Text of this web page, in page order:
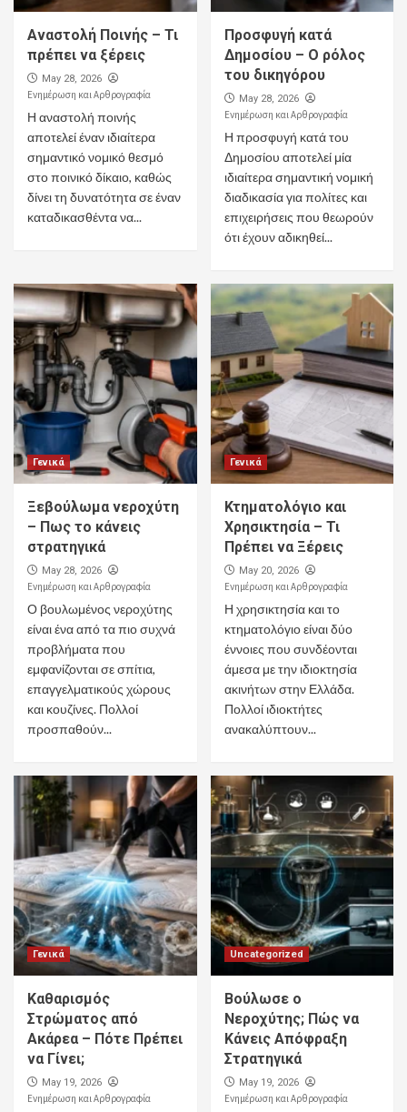
Αναστολή Ποινής – Τι
πρέπει να ξέρεις
May 28, 2026
Ενημέρωση και Αρθρογραφία
Η αναστολή ποινής
αποτελεί έναν ιδιαίτερα
σημαντικό νομικό θεσμό
στο ποινικό δίκαιο, καθώς
δίνει τη δυνατότητα σε έναν
καταδικασθέντα να...
Προσφυγή κατά
Δημοσίου – Ο ρόλος
του δικηγόρου
May 28, 2026
Ενημέρωση και Αρθρογραφία
Η προσφυγή κατά του
Δημοσίου αποτελεί μία
ιδιαίτερα σημαντική νομική
διαδικασία για πολίτες και
επιχειρήσεις που θεωρούν
ότι έχουν αδικηθεί...
Γενικά
Ξεβούλωμα νεροχύτη
– Πως το κάνεις
στρατηγικά
May 28, 2026
Ενημέρωση και Αρθρογραφία
Ο βουλωμένος νεροχύτης
είναι ένα από τα πιο συχνά
προβλήματα που
εμφανίζονται σε σπίτια,
επαγγελματικούς χώρους
και κουζίνες. Πολλοί
προσπαθούν...
Γενικά
Κτηματολόγιο και
Χρησικτησία – Τι
Πρέπει να Ξέρεις
May 20, 2026
Ενημέρωση και Αρθρογραφία
Η χρησικτησία και το
κτηματολόγιο είναι δύο
έννοιες που συνδέονται
άμεσα με την ιδιοκτησία
ακινήτων στην Ελλάδα.
Πολλοί ιδιοκτήτες
ανακαλύπτουν...
Γενικά
Καθαρισμός
Στρώματος από
Ακάρεα – Πότε Πρέπει
να Γίνει;
May 19, 2026
Ενημέρωση και Αρθρογραφία
Uncategorized
Βούλωσε ο
Νεροχύτης; Πώς να
Κάνεις Απόφραξη
Στρατηγικά
May 19, 2026
Ενημέρωση και Αρθρογραφία